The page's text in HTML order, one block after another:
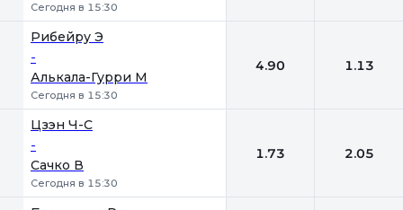
Сегодня в 15:30
Рибейру Э
-
Алькала-Гурри М
Сегодня в 15:30
4.90 1.13
Цзэн Ч-С
-
Сачко В
Сегодня в 15:30
1.73 2.05